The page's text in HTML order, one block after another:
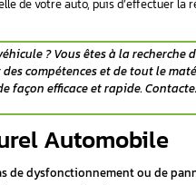
qui joue un rôle
ELV, il est important de
que votre ELV sera
par interrogation